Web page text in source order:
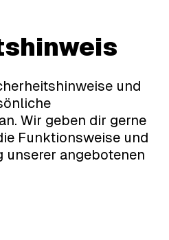
und
Wir geben dir gerne
Funktionsweise und
unserer angebotenen